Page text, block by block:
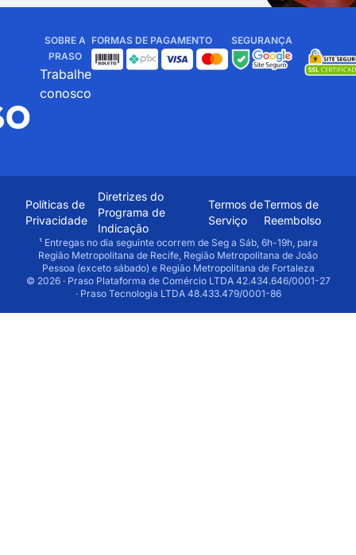
SOBRE A
PRASO
Trabalhe
conosco
FORMAS DE PAGAMENTO SEGURANÇA
Políticas de
Privacidade
Diretrizes do
Programa de
Indicação
Termos de
Serviço
Termos de
Reembolso
¹ Entregas no dia seguinte ocorrem de Seg a Sáb, 6h-19h, para
Região Metropolitana de Recife, Região Metropolitana de João
Pessoa (exceto sábado) e Região Metropolitana de Fortaleza
© 2026 · Praso Plataforma de Comércio LTDA 42.434.646/0001-27
· Praso Tecnologia LTDA 48.433.479/0001-86